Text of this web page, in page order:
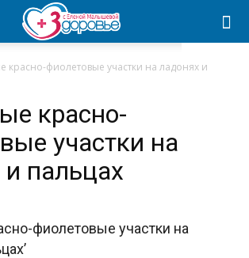
красно-фиолетовые участки на ладонях и
красно-
участки на
пальцах
фиолетовые участки на